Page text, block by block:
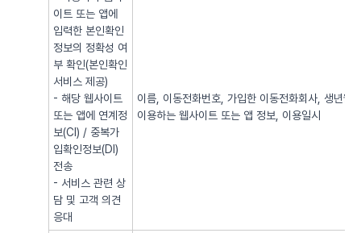
이트 또는 앱에
입력한 본인확인
정보의 정확성 여
부 확인(본인확인
서비스 제공)
- 해당 웹사이트
또는 앱에 연계정
보(CI) / 중복가
입확인정보(DI)
전송
- 서비스 관련 상
담 및 고객 의견
응대
이름, 이동전화번호, 가입한 이동전화회사, 생년
이용하는 웹사이트 또는 앱 정보, 이용일시